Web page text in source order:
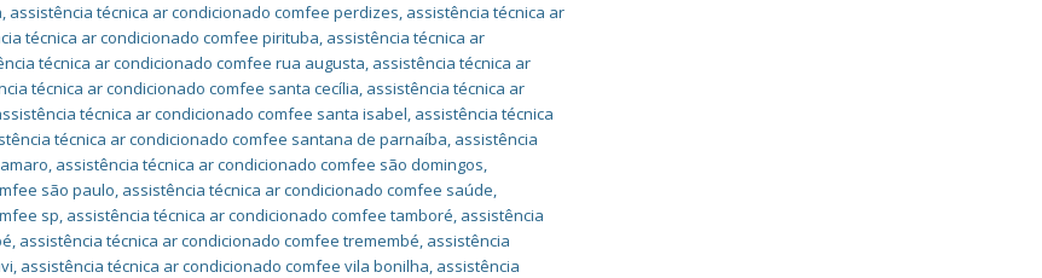
, assistência técnica ar condicionado comfee perdizes, assistência técnica ar
técnica ar condicionado comfee pirituba, assistência técnica ar
técnica ar condicionado comfee rua augusta, assistência técnica ar
técnica ar condicionado comfee santa cecília, assistência técnica ar
técnica ar condicionado comfee santa isabel, assistência técnica
técnica ar condicionado comfee santana de parnaíba, assistência
, assistência técnica ar condicionado comfee são domingos,
são paulo, assistência técnica ar condicionado comfee saúde,
sp, assistência técnica ar condicionado comfee tamboré, assistência
, assistência técnica ar condicionado comfee tremembé, assistência
, assistência técnica ar condicionado comfee vila bonilha, assistência